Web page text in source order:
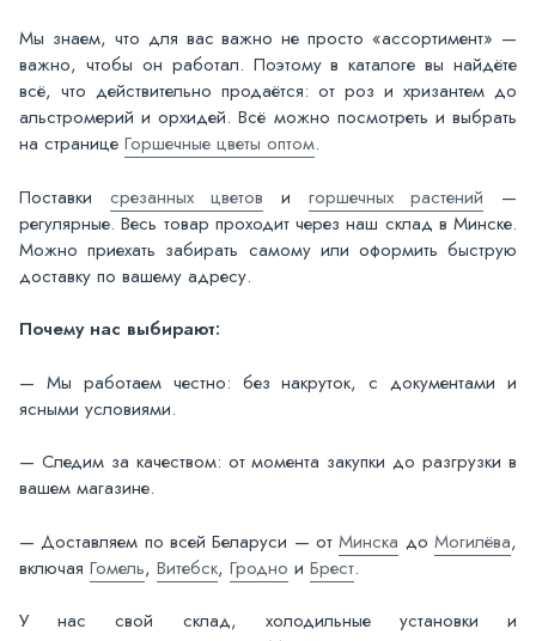
Мы знаем, что для вас важно не просто «ассортимент» —
важно, чтобы он работал. Поэтому в каталоге вы найдёте
всё, что действительно продаётся: от роз и хризантем до
альстромерий и орхидей. Всё можно посмотреть и выбрать
на странице Горшечные цветы оптом.
Поставки срезанных цветов и горшечных растений —
регулярные. Весь товар проходит через наш склад в Минске.
Можно приехать забирать самому или оформить быструю
доставку по вашему адресу.
Почему нас выбирают:
— Мы работаем честно: без накруток, с документами и
ясными условиями.
— Следим за качеством: от момента закупки до разгрузки в
вашем магазине.
— Доставляем по всей Беларуси — отМинска доМогилёва,
включая Гомель, Витебск, Гродно и Брест.
У нас свой склад, холодильные установки и